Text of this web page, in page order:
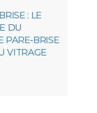
: LE
DU
PARE-BRISE
VITRAGE